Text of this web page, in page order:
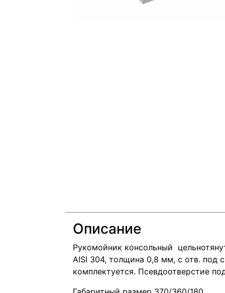
Описание
Рукомойник консольный
AISI 304, толщина 0,8 мм, с отв. под
комплектуется. Псевдоотверстие